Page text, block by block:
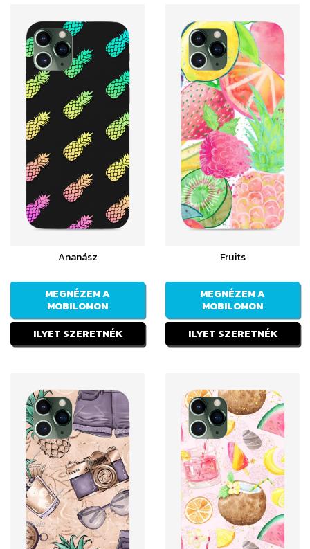
Ananász
MEGNÉZEM A
MOBILOMON
ILYET SZERETNÉK
Fruits
MEGNÉZEM A
MOBILOMON
ILYET SZERETNÉK